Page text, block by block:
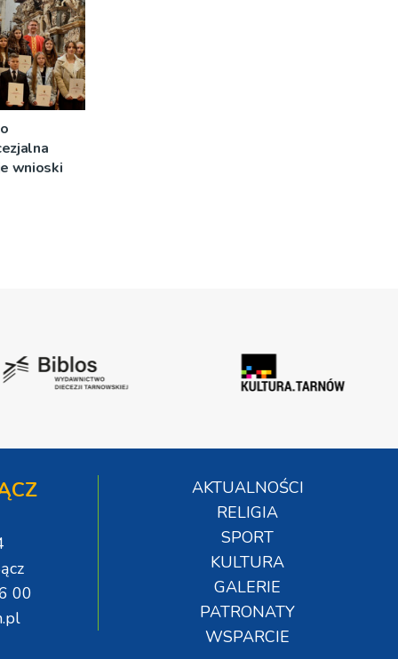
wnioski
00
AKTUALNOŚCI
RELIGIA
SPORT
KULTURA
GALERIE
PATRONATY
WSPARCIE